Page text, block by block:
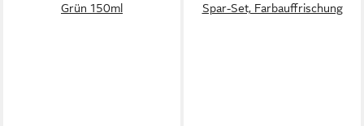
Grün 150ml
Spar-Set, Farbauffrischung